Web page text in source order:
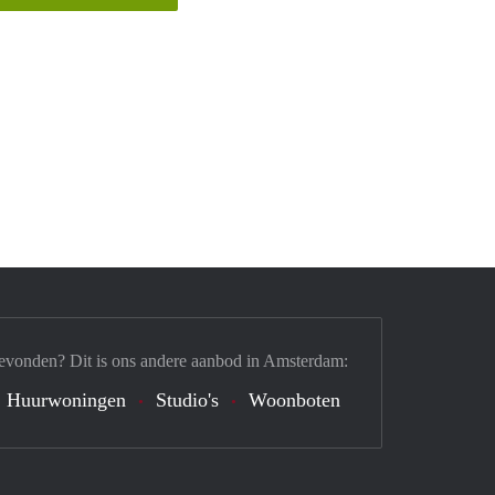
Dit is ons andere aanbod in Amsterdam:
Huurwoningen Studio's Woonboten